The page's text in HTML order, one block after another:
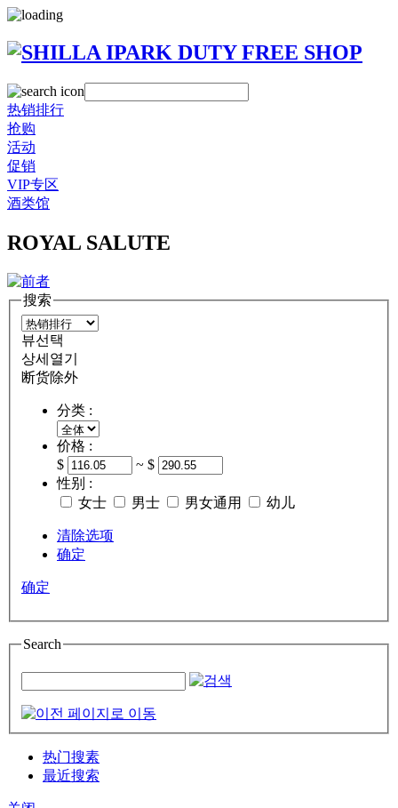
热销排行
抢购
活动
促销
VIP专区
酒类馆
ROYAL SALUTE
搜索
뷰선택
상세열기
断货除外
分类 :
价格 :
$
~ $
性别 :
女士
男士 男女通用 幼儿
清除选项
确定
确定
Search
热门搜素
最近搜索